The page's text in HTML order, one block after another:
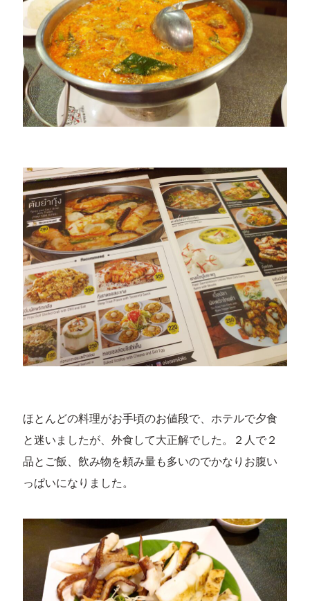
ほとんどの料理がお手頃のお値段で、ホテルで夕食
と迷いましたが、外食して大正解でした。２人で２
品とご飯、飲み物を頼み量も多いのでかなりお腹い
っぱいになりました。